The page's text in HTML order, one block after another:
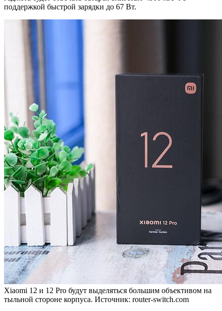
поддержкой быстрой зарядки до 67 Вт.
Xiaomi 12 и 12 Pro будут выделяться большим объективом на
тыльной стороне корпуса. Источник: router-switch.com